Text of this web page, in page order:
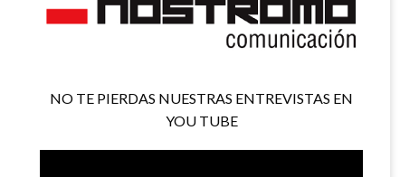
NO TE PIERDAS NUESTRAS ENTREVISTAS EN
YOU TUBE